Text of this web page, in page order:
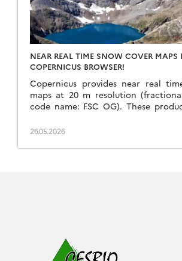
NEAR REAL TIME SNOW COVER MAPS
COPERNICUS BROWSER!
Copernicus provides near real
maps at 20 m resolution
code name: FSC OG). These
through the Copernicus Data
Browser! The latter is very useful
26.05.2026